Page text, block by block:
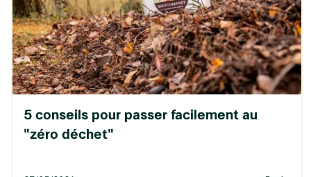
5 conseils pour passer facilement au
"zéro déchet"